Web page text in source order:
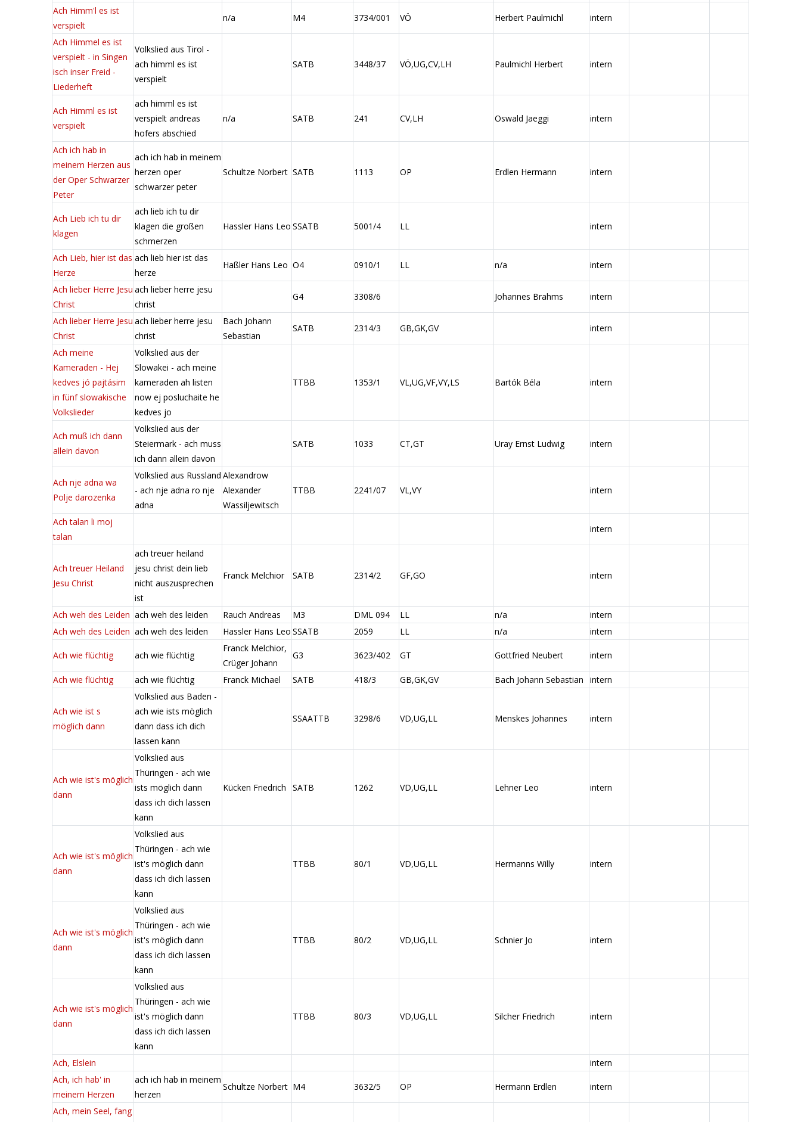
Ach Himm'l es ist
verspielt
n/a M4 3734/001 VÖ Herbert Paulmichl intern
Ach Himmel es ist
verspielt - in Singen
isch inser Freid -
Liederheft
Volkslied aus Tirol -
ach himml es ist
verspielt
SATB 3448/37 VÖ,UG,CV,LH Paulmichl Herbert intern
Ach Himml es ist
verspielt
ach himml es ist
verspielt andreas
hofers abschied
n/a SATB 241 CV,LH Oswald Jaeggi intern
Ach ich hab in
meinem Herzen aus
der Oper Schwarzer
Peter
ach ich hab in meinem
herzen oper
schwarzer peter
Schultze Norbert SATB 1113 OP Erdlen Hermann intern
Ach Lieb ich tu dir
klagen
ach lieb ich tu dir
klagen die großen
schmerzen
Hassler Hans Leo SSATB 5001/4 LL intern
Ach Lieb, hier ist das
Herze
ach lieb hier ist das
herze
Haßler Hans Leo O4 0910/1 LL n/a intern
Ach lieber Herre Jesu
Christ
ach lieber herre jesu
christ
G4 3308/6 Johannes Brahms intern
Ach lieber Herre Jesu
Christ
ach lieber herre jesu
christ
Bach Johann
Sebastian
SATB 2314/3 GB,GK,GV intern
Ach meine
Kameraden - Hej
kedves jó pajtásim
in fünf slowakische
Volkslieder
Volkslied aus der
Slowakei - ach meine
kameraden ah listen
now ej posluchaite he
kedves jo
TTBB 1353/1 VL,UG,VF,VY,LS Bartók Béla intern
Ach muß ich dann
allein davon
Volkslied aus der
Steiermark - ach muss
ich dann allein davon
SATB 1033 CT,GT Uray Ernst Ludwig intern
Ach nje adna wa
Polje darozenka
Volkslied aus Russland
- ach nje adna ro nje
adna
Alexandrow
Alexander
Wassiljewitsch
TTBB 2241/07 VL,VY intern
Ach talan li moj
talan
intern
Ach treuer Heiland
Jesu Christ
ach treuer heiland
jesu christ dein lieb
nicht auszusprechen
ist
Franck Melchior SATB 2314/2 GF,GO intern
Ach weh des Leiden ach weh des leiden Rauch Andreas M3 DML 094 LL n/a
intern
Ach weh des Leiden ach weh des leiden Hassler Hans Leo SSATB 2059 LL n/a intern
Ach wie flüchtig ach wie flüchtig
Franck Melchior,
Crüger Johann
G3 3623/402 GT Gottfried Neubert intern
Ach wie flüchtig ach wie flüchtig Franck Michael SATB 418/3 GB,GK,GV Bach Johann Sebastian intern
Ach wie ist s
möglich dann
Volkslied aus Baden -
ach wie ists möglich
dann dass ich dich
lassen kann
SSAATTB 3298/6 VD,UG,LL Menskes Johannes intern
Ach wie ist's möglich
dann
Volkslied aus
Thüringen - ach wie
ists möglich dann
dass ich dich lassen
kann
Kücken Friedrich SATB 1262 VD,UG,LL Lehner Leo intern
Ach wie ist's möglich
dann
Volkslied aus
Thüringen - ach wie
ist's möglich dann
dass ich dich lassen
kann
TTBB 80/1 VD,UG,LL Hermanns Willy intern
Ach wie ist's möglich
dann
Volkslied aus
Thüringen - ach wie
ist's möglich dann
dass ich dich lassen
kann
TTBB 80/2 VD,UG,LL Schnier Jo intern
Ach wie ist's möglich
dann
Volkslied aus
Thüringen - ach wie
ist's möglich dann
dass ich dich lassen
kann
TTBB 80/3 VD,UG,LL Silcher Friedrich intern
Ach, Elslein
intern
Ach, ich hab' in
meinem Herzen
ach ich hab in meinem
herzen
Schultze Norbert M4 3632/5 OP Hermann Erdlen intern
Ach, mein Seel, fang